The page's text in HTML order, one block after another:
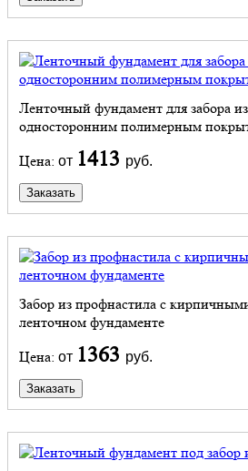
Ленточный фундамент для забора
односторонним полимерным
Цена: от 1413 руб.
Заказать
Забор из профнастила с
ленточном фундаменте
Цена: от 1363 руб.
Заказать